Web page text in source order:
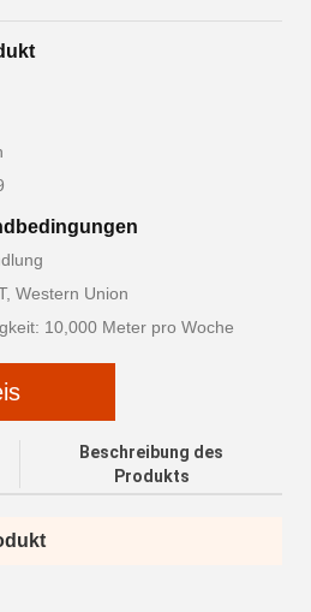
Western Union
10,000 Meter pro Woche
Beschreibung des
Produkts